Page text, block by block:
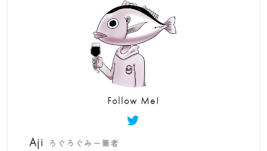
Follow Me!
Aji ろぐろぐみー筆者